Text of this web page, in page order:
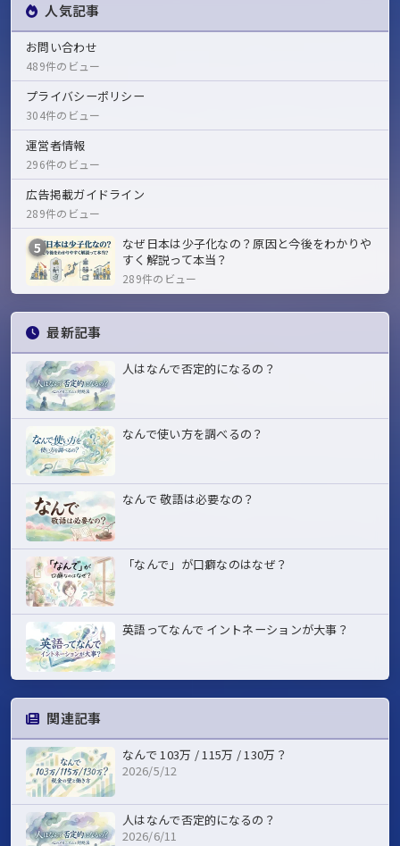
人気記事
お問い合わせ
489件のビュー
プライバシーポリシー
304件のビュー
運営者情報
296件のビュー
広告掲載ガイドライン
289件のビュー
5
なぜ日本は少子化なの？原因と今後をわかりや
すく解説って本当？
289件のビュー
最新記事
人はなんで否定的になるの？
なんで使い方を調べるの？
なんで 敬語は必要なの？
「なんで」が口癖なのはなぜ？
英語ってなんで イントネーションが大事？
関連記事
なんで 103万 / 115万 / 130万？
2026/5/12
人はなんで否定的になるの？
2026/6/11